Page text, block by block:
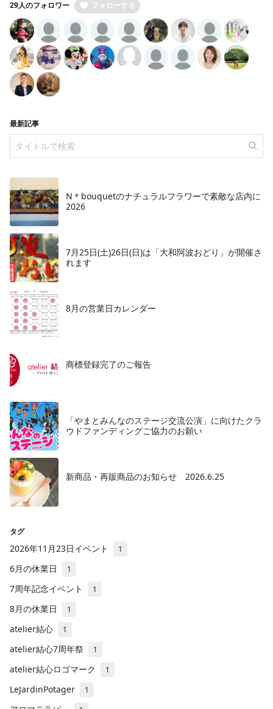
29人のフォロワー フォローする
最新記事
N＊bouquetのナチュラルフラワーで素敵な店内に
2026
7月25日(土)26日(日)は「大和阿波おどり」が開催さ
れます
8月の営業日カレンダー
商標登録完了のご報告
「やまとみんなのステージ交流公演」に向けたクラ
ウドファンディングご協力のお願い
新商品・再販商品のお知らせ 2026.6.25
タグ
2026年11月23日イベント 1
6月の休業日 1
7周年記念イベント 1
8月の休業日 1
atelier結心 1
atelier結心7周年祭 1
atelier結心ロゴマーク 1
LeJardinPotager 1